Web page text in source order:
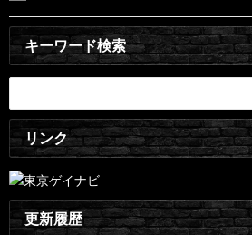
キーワード検索
リンク
更新履歴